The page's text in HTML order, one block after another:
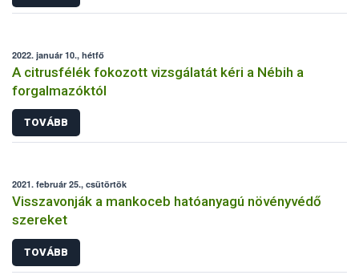
2022. január 10., hétfő
A citrusfélék fokozott vizsgálatát kéri a Nébih a
forgalmazóktól
TOVÁBB
2021. február 25., csütörtök
Visszavonják a mankoceb hatóanyagú növényvédő
szereket
TOVÁBB